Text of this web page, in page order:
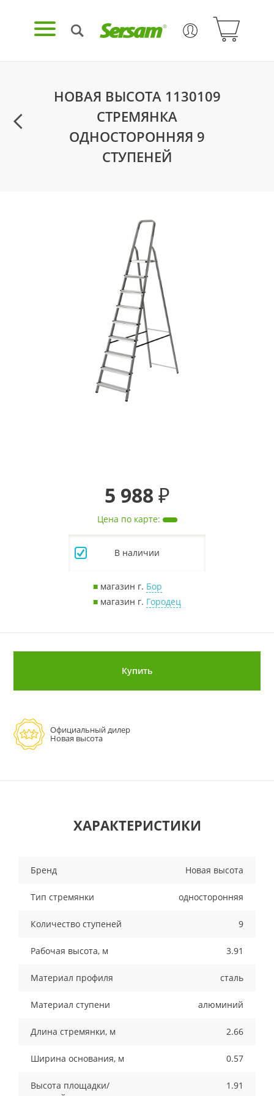
НОВАЯ ВЫСОТА 1130109
СТРЕМЯНКА
ОДНОСТОРОННЯЯ 9
СТУПЕНЕЙ
5 988 ₽
Цена по карте:
В наличии
■ магазин г. Бор
■ магазин г. Городец
Купить
Официальный дилер
Новая высота
ХАРАКТЕРИСТИКИ
Бренд Новая высота
Тип стремянки односторонняя
Количество ступеней 9
Рабочая высота, м 3.91
Материал профиля сталь
Материал ступени алюминий
Длина стремянки, м 2.66
Ширина основания, м 0.57
Высота площадки/
1.91